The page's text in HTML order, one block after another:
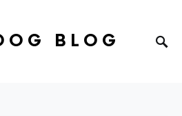
BLOG